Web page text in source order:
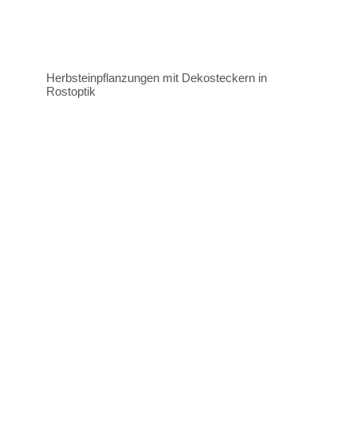
Herbsteinpflanzungen mit Dekosteckern in
Rostoptik